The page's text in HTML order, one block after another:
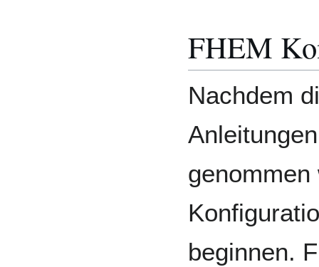
FHEM
Nachdem
beginnen.